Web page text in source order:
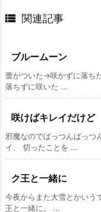
 関連記事
ブルームーン
蕾がついた→咲かずに落ち
落ちずに咲いた ...
咲けばキレイだけど
邪魔なのでばっつんばっつ
イ、 切ったことを ...
ク王と一緒に
今夜からまた大雪とかいう
王と一緒に。 ...